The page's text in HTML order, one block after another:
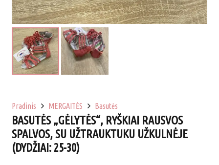
Pradinis MERGAITĖS Basutės
BASUTĖS „GĖLYTĖS“, RYŠKIAI RAUSVOS
SPALVOS, SU UŽTRAUKTUKU UŽKULNĖJE
(DYDŽIAI: 25-30)